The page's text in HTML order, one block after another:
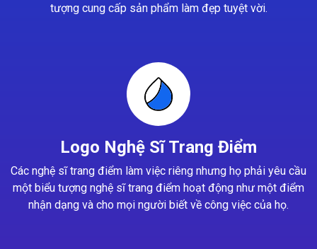
tượng cung cấp sản phẩm làm đẹp tuyệt vời.
Logo Nghệ Sĩ Trang Điểm
Các nghệ sĩ trang điểm làm việc riêng nhưng họ phải yêu cầu
một biểu tượng nghệ sĩ trang điểm hoạt động như một điểm
nhận dạng và cho mọi người biết về công việc của họ.